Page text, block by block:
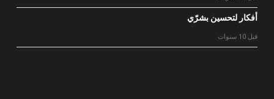
أفكار لتحسين بشرّي
قبل 10 سنوات